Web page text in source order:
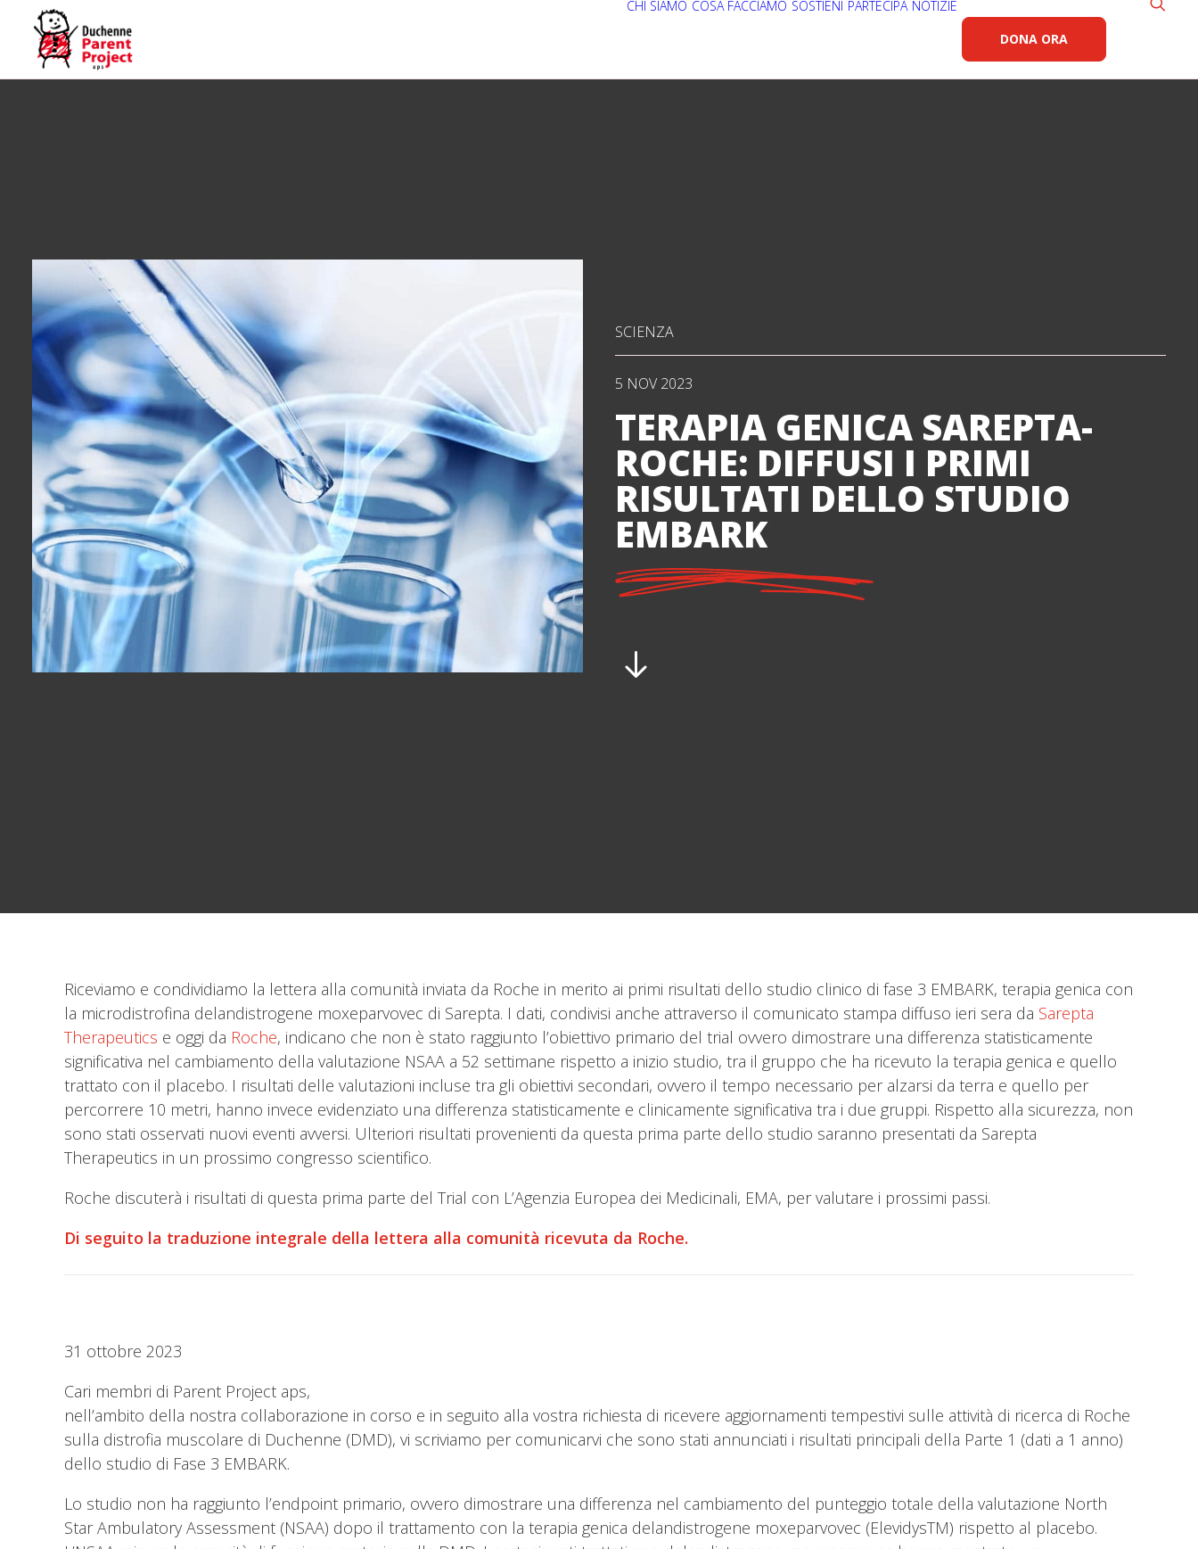
CHI SIAMO COSA FACCIAMO SOSTIENI PARTECIPA NOTIZIE
DONA ORA
SCIENZA
5 NOV 2023
TERAPIA GENICA SAREPTA-
ROCHE: DIFFUSI I PRIMI
RISULTATI DELLO STUDIO
EMBARK
Riceviamo e condividiamo la lettera alla comunità inviata da Roche in merito ai primi risultati dello studio clinico di fase 3 EMBARK, terapia genica con
la microdistrofina delandistrogene moxeparvovec di Sarepta. I dati, condivisi anche attraverso il comunicato stampa diffuso ieri sera da Sarepta
Therapeutics e oggi da Roche, indicano che non è stato raggiunto l’obiettivo primario del trial ovvero dimostrare una differenza statisticamente
significativa nel cambiamento della valutazione NSAA a 52 settimane rispetto a inizio studio, tra il gruppo che ha ricevuto la terapia genica e quello
trattato con il placebo. I risultati delle valutazioni incluse tra gli obiettivi secondari, ovvero il tempo necessario per alzarsi da terra e quello per
percorrere 10 metri, hanno invece evidenziato una differenza statisticamente e clinicamente significativa tra i due gruppi. Rispetto alla sicurezza, non
sono stati osservati nuovi eventi avversi. Ulteriori risultati provenienti da questa prima parte dello studio saranno presentati da Sarepta
Therapeutics in un prossimo congresso scientifico.
Roche discuterà i risultati di questa prima parte del Trial con L’Agenzia Europea dei Medicinali, EMA, per valutare i prossimi passi.
Di seguito la traduzione integrale della lettera alla comunità ricevuta da Roche.
31 ottobre 2023
Cari membri di Parent Project aps,
nell’ambito della nostra collaborazione in corso e in seguito alla vostra richiesta di ricevere aggiornamenti tempestivi sulle attività di ricerca di Roche
sulla distrofia muscolare di Duchenne (DMD), vi scriviamo per comunicarvi che sono stati annunciati i risultati principali della Parte 1 (dati a 1 anno)
dello studio di Fase 3 EMBARK.
Lo studio non ha raggiunto l’endpoint primario, ovvero dimostrare una differenza nel cambiamento del punteggio totale della valutazione North
Star Ambulatory Assessment (NSAA) dopo il trattamento con la terapia genica delandistrogene moxeparvovec (ElevidysTM) rispetto al placebo.